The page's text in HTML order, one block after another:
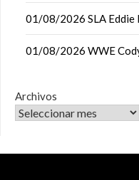
01/08/2026 SLA Eddie
01/08/2026 WWE
Archivos